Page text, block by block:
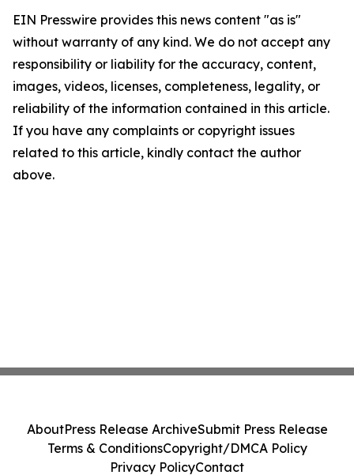
EIN Presswire provides this news content "as is"
without warranty of any kind. We do not accept any
responsibility or liability for the accuracy, content,
images, videos, licenses, completeness, legality, or
reliability of the information contained in this article.
If you have any complaints or copyright issues
related to this article, kindly contact the author
above.
AboutPress Release ArchiveSubmit Press Release
Terms & ConditionsCopyright/DMCA Policy
Privacy PolicyContact